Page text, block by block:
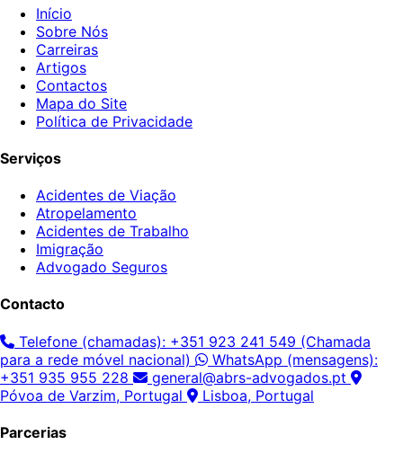
Início
Sobre Nós
Carreiras
Artigos
Contactos
Mapa do Site
Política de Privacidade
Serviços
Acidentes de Viação
Atropelamento
Acidentes de Trabalho
Imigração
Advogado Seguros
Contacto
Telefone (chamadas): +351 923 241 549 (Chamada
para a rede móvel nacional)
WhatsApp (mensagens):
+351 935 955 228
general@abrs-advogados.pt
Póvoa de Varzim, Portugal
Lisboa, Portugal
Parcerias